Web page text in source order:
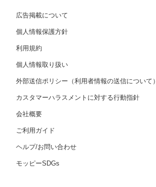
広告掲載について
個人情報保護方針
利用規約
個人情報取り扱い
外部送信ポリシー（利用者情報の送信について）
カスタマーハラスメントに対する行動指針
会社概要
ご利用ガイド
ヘルプ/お問い合わせ
モッピーSDGs